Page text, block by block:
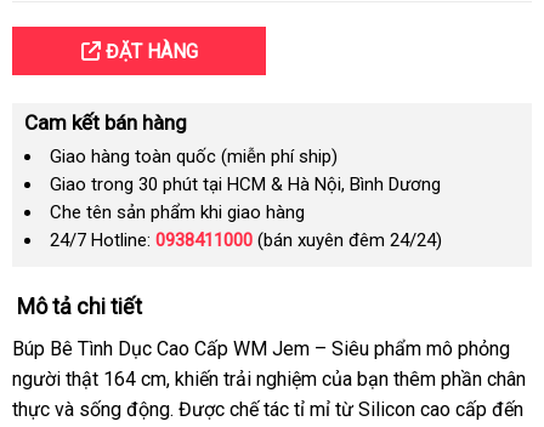
ĐẶT HÀNG
Cam kết bán hàng
Giao hàng toàn quốc (miễn phí ship)
Giao trong 30 phút tại HCM & Hà Nội, Bình Dương
Che tên sản phẩm khi giao hàng
24/7 Hotline: 0938411000 (bán xuyên đêm 24/24)
Mô tả chi tiết
Búp Bê Tình Dục Cao Cấp WM Jem – Siêu phẩm mô phỏng
người thật 164 cm, khiến trải nghiệm của bạn thêm phần chân
thực và sống động. Được chế tác tỉ mỉ từ Silicon cao cấp đến